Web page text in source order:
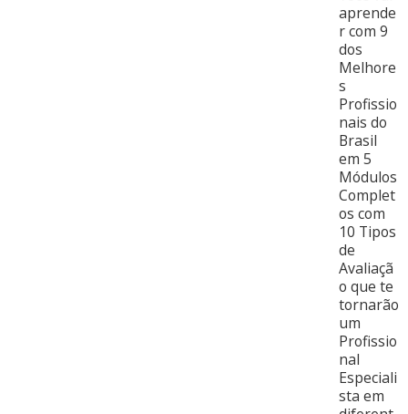
aprende
r com 9
dos
Melhore
s
Profissio
nais do
Brasil
em 5
Módulos
Complet
os com
10 Tipos
de
Avaliaçã
o que te
tornarão
um
Profissio
nal
Especiali
sta em